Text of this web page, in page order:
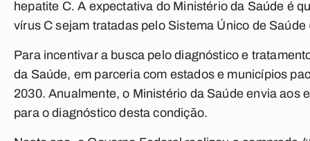
hepatite C. A expectativa do Ministério da Saúde é
vírus C sejam tratadas pelo Sistema Único de
Para incentivar a busca pelo diagnóstico e
da Saúde, em parceria com estados e municípios
2030. Anualmente, o Ministério da Saúde envia aos
para o diagnóstico desta condição.